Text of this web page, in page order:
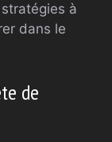
à
dans le
de